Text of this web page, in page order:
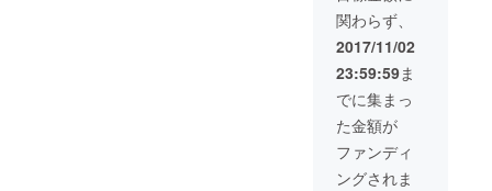
す。有
名某寿
司や、
某有名
人の写
真も撮
影して
いる、
敏腕写
真家で
す。 使
関わらず、
2017/11/02
23:59:59ま
でに集まっ
た金額が
ファンディ
ングされま